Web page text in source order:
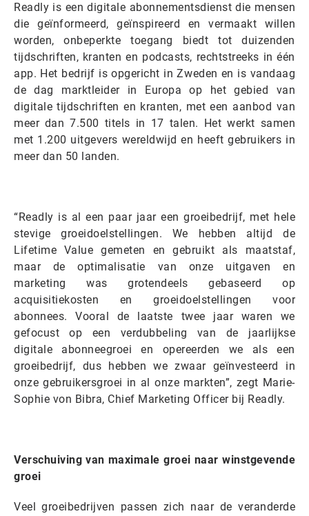
Readly is een digitale abonnementsdienst die mensen
die geïnformeerd, geïnspireerd en vermaakt willen
worden, onbeperkte toegang biedt tot duizenden
tijdschriften, kranten en podcasts, rechtstreeks in één
app. Het bedrijf is opgericht in Zweden en is vandaag
de dag marktleider in Europa op het gebied van
digitale tijdschriften en kranten, met een aanbod van
meer dan 7.500 titels in 17 talen. Het werkt samen
met 1.200 uitgevers wereldwijd en heeft gebruikers in
meer dan 50 landen.
“Readly is al een paar jaar een groeibedrijf, met hele
stevige groeidoelstellingen. We hebben altijd de
Lifetime Value gemeten en gebruikt als maatstaf,
maar de optimalisatie van onze uitgaven en
marketing was grotendeels gebaseerd op
acquisitiekosten en groeidoelstellingen voor
abonnees. Vooral de laatste twee jaar waren we
gefocust op een verdubbeling van de jaarlijkse
digitale abonneegroei en opereerden we als een
groeibedrijf, dus hebben we zwaar geïnvesteerd in
onze gebruikersgroei in al onze markten”, zegt Marie-
Sophie von Bibra, Chief Marketing Officer bij Readly.
Verschuiving van maximale groei naar winstgevende
groei
Veel groeibedrijven passen zich naar de veranderde